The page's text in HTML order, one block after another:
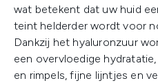
wat betekent dat uw huid
teint helderder wordt voor
Dankzij het hyaluronzuur
een overvloedige
en rimpels, fijne lijntjes en